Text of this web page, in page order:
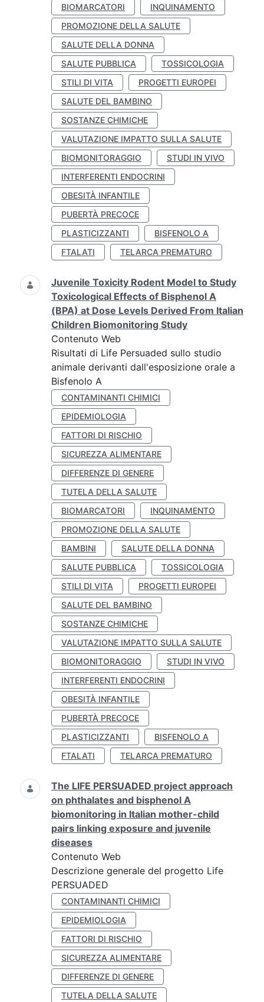
BIOMARCATORI
INQUINAMENTO
PROMOZIONE DELLA SALUTE
SALUTE DELLA DONNA
SALUTE PUBBLICA
TOSSICOLOGIA
STILI DI VITA
PROGETTI EUROPEI
SALUTE DEL BAMBINO
SOSTANZE CHIMICHE
VALUTAZIONE IMPATTO SULLA SALUTE
BIOMONITORAGGIO
STUDI IN VIVO
INTERFERENTI ENDOCRINI
OBESITÀ INFANTILE
PUBERTÀ PRECOCE
PLASTICIZZANTI
BISFENOLO A
FTALATI
TELARCA PREMATURO
Juvenile Toxicity Rodent Model to Study
Toxicological Effects of Bisphenol A
(BPA) at Dose Levels Derived From Italian
Children Biomonitoring Study
Contenuto Web
Risultati di Life Persuaded sullo studio
animale derivanti dall'esposizione orale a
Bisfenolo A
CONTAMINANTI CHIMICI
EPIDEMIOLOGIA
FATTORI DI RISCHIO
SICUREZZA ALIMENTARE
DIFFERENZE DI GENERE
TUTELA DELLA SALUTE
BIOMARCATORI
INQUINAMENTO
PROMOZIONE DELLA SALUTE
BAMBINI
SALUTE DELLA DONNA
SALUTE PUBBLICA
TOSSICOLOGIA
STILI DI VITA
PROGETTI EUROPEI
SALUTE DEL BAMBINO
SOSTANZE CHIMICHE
VALUTAZIONE IMPATTO SULLA SALUTE
BIOMONITORAGGIO
STUDI IN VIVO
INTERFERENTI ENDOCRINI
OBESITÀ INFANTILE
PUBERTÀ PRECOCE
PLASTICIZZANTI
BISFENOLO A
FTALATI
TELARCA PREMATURO
The LIFE PERSUADED project approach
on phthalates and bisphenol A
biomonitoring in Italian mother-child
pairs linking exposure and juvenile
diseases
Contenuto Web
Descrizione generale del progetto Life
PERSUADED
CONTAMINANTI CHIMICI
EPIDEMIOLOGIA
FATTORI DI RISCHIO
SICUREZZA ALIMENTARE
DIFFERENZE DI GENERE
TUTELA DELLA SALUTE